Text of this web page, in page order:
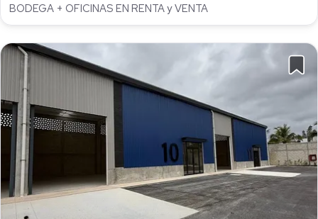
BODEGA + OFICINAS EN RENTA y VENTA